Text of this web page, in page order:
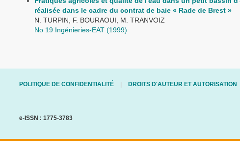
réalisée dans le cadre du contrat de baie « Rade de Brest »
N. TURPIN, F. BOURAOUI, M. TRANVOIZ
No 19 Ingénieries-EAT (1999)
POLITIQUE DE CONFIDENTIALITÉ DROITS D'AUTEUR ET AUTORISATION
e-ISSN : 1775-3783